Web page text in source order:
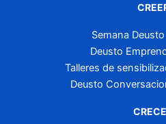
Semana
Deusto
Talleres de
Deusto